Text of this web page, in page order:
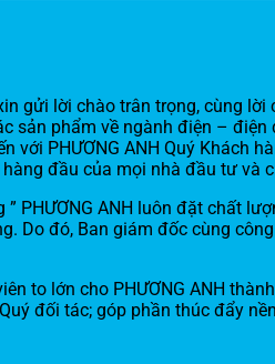
gửi lời chào trân trọng, cùng
sản phẩm về ngành điện –
với PHƯƠNG ANH Quý Khách
đầu của mọi nhà đầu tư và
PHƯƠNG ANH luôn đặt chất
Do đó, Ban giám đốc cùng
to lớn cho PHƯƠNG ANH
đối tác; góp phần thúc đẩy